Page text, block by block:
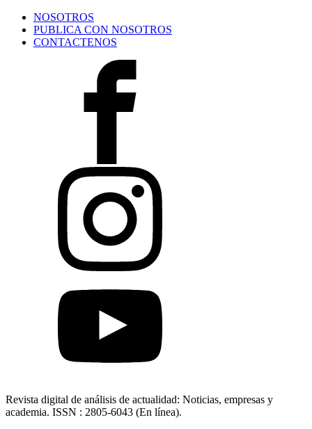
NOSOTROS
PUBLICA CON NOSOTROS
CONTACTENOS
Revista digital de análisis de actualidad: Noticias, empresas y
academia. ISSN : 2805-6043 (En línea).